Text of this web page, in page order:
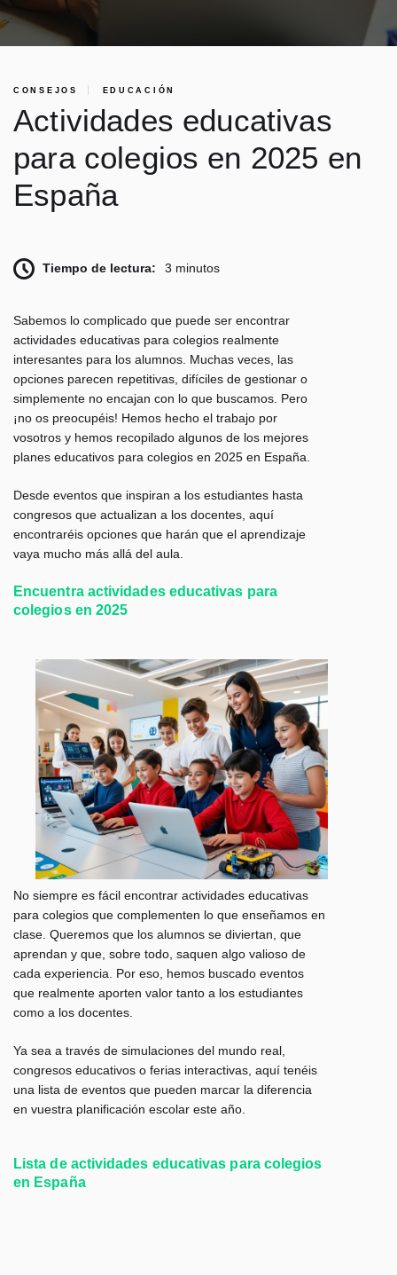
CONSEJOS EDUCACIÓN
Actividades educativas
para colegios en 2025 en
España
Tiempo de lectura: 3 minutos
Sabemos lo complicado que puede ser encontrar
actividades educativas para colegios realmente
interesantes para los alumnos. Muchas veces, las
opciones parecen repetitivas, difíciles de gestionar o
simplemente no encajan con lo que buscamos. Pero
¡no os preocupéis! Hemos hecho el trabajo por
vosotros y hemos recopilado algunos de los mejores
planes educativos para colegios en 2025 en España.
Desde eventos que inspiran a los estudiantes hasta
congresos que actualizan a los docentes, aquí
encontraréis opciones que harán que el aprendizaje
vaya mucho más allá del aula.
Encuentra actividades educativas para
colegios en 2025
No siempre es fácil encontrar actividades educativas
para colegios que complementen lo que enseñamos en
clase. Queremos que los alumnos se diviertan, que
aprendan y que, sobre todo, saquen algo valioso de
cada experiencia. Por eso, hemos buscado eventos
que realmente aporten valor tanto a los estudiantes
como a los docentes.
Ya sea a través de simulaciones del mundo real,
congresos educativos o ferias interactivas, aquí tenéis
una lista de eventos que pueden marcar la diferencia
en vuestra planificación escolar este año.
Lista de actividades educativas para colegios
en España